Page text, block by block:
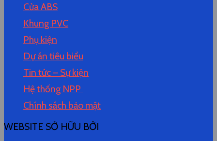
Cửa ABS
Khung PVC
Phụ kiện
Dự án tiêu biểu
Tin tức – Sự kiện
Hệ thống NPP
Chính sách bảo mật
WEBSITE SỞ HỮU BỞI